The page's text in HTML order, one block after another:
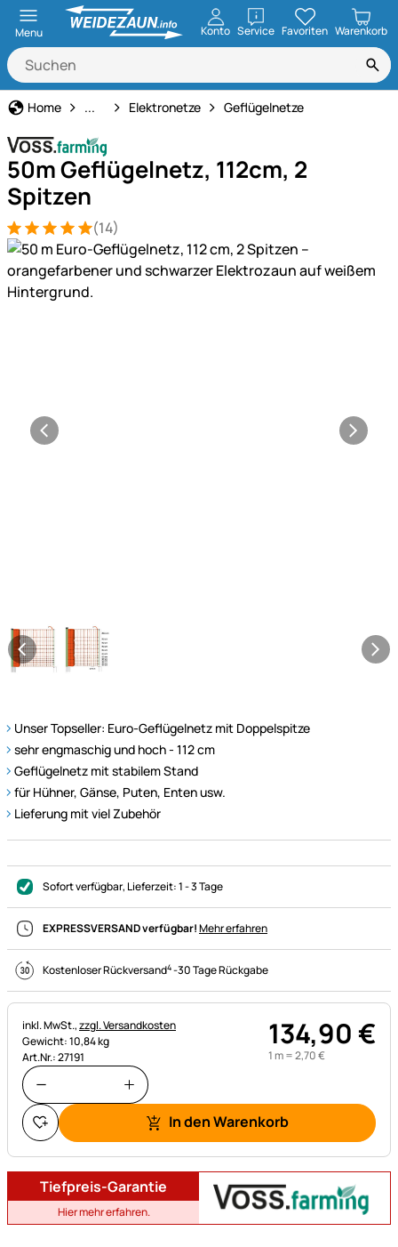
Menu Konto ServiceöffnenFavoriten Warenkorb
Home Weidezaun
... Elektronetze Geflügelnetze
50m Geflügelnetz, 112cm, 2
Spitzen
Bewertung: 5 von 5 (14 Bewertungen)
14 Bewertungen
(14)
Produktgalerie
Unser Topseller: Euro-Geflügelnetz mit Doppelspitze
sehr engmaschig und hoch - 112 cm
Geflügelnetz mit stabilem Stand
für Hühner, Gänse, Puten, Enten usw.
Lieferung mit viel Zubehör
Sofort verfügbar, Lieferzeit:1 - 3 Tage
EXPRESSVERSAND verfügbar!Mehr erfahren
Kostenloser Rückversand4-30 Tage Rückgabe
Steuerhinweis:
inkl. MwSt.,zzgl. Versandkosten
Gewicht: 10,84 kg
Art.Nr.: 27191
134,90€
1 m =2,70€
In den Warenkorb
Tiefpreis-Garantie
Hier mehr erfahren.